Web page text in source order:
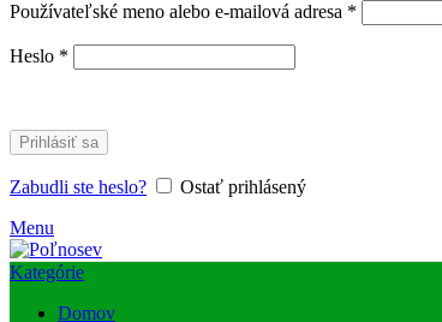
Používateľské meno alebo e-mailová adresa *
Heslo *
Prihlásiť sa
Zabudli ste heslo?
Ostať prihlásený
Menu
Kategórie
Domov